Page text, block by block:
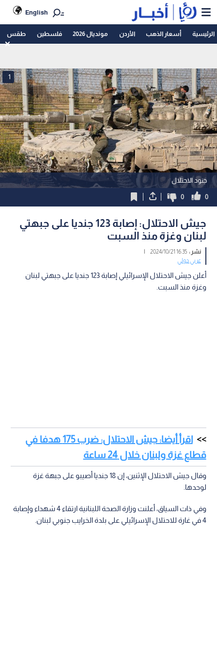
English
الرئيسية أسعار الذهب الأردن مونديال 2026 فلسطين طقس
جنود الاحتلال
1
0
0
جيش الاحتلال: إصابة 123 جنديا على جبهتي
لبنان وغزة منذ السبت
نشر :16:35 2024/10/21
|
عربي دولي
أعلن جيش الاحتلال الإسرائيلي إصابة 123 جنديا على جبهتي لبنان
وغزة منذ السبت.
اقرأ أيضا: جيش الاحتلال: ضرب 175 هدفا في
قطاع غزة ولبنان خلال 24 ساعة
وقال جيش الاحتلال الإثنين، إن 18 جنديا أصيبو على جبهة غزة
لوحدها.
وفي ذات السياق، أعلنت وزارة الصحة اللبنانية ارتقاء 4 شهداء وإصابة
4 في غارة للاحتلال الإسرائيلي على بلدة الخرايب جنوبي لبنان.